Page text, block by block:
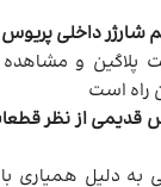
شارژر داخلی
و مشاهده
راه است
قدیمی از نظر
به دلیل همیاری